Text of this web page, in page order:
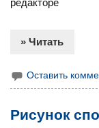
редакторе
» Читать
Оставить
Рисунок